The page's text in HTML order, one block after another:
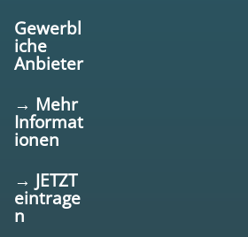
Gewerbl
iche
Anbieter
→ Mehr
Informat
ionen
→ JETZT
eintrage
n